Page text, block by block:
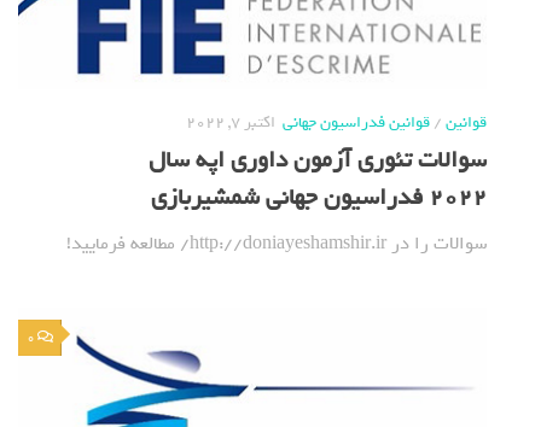
قوانین/قوانین فدراسیون جهانی اکتبر 7, 2022
سوالات تئوری آزمون داوری اپه سال
2022 فدراسیون جهانی شمشیربازی
سوالات را در http://doniayeshamshir.ir/ مطالعه فرمایید!
0